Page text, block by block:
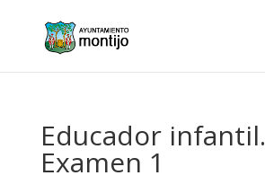
Educador infantil.
Examen 1